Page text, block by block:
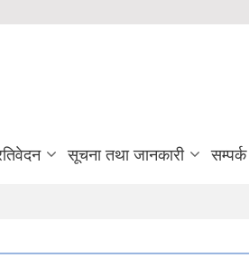
सूचना तथा जानकारी सम्पर्क